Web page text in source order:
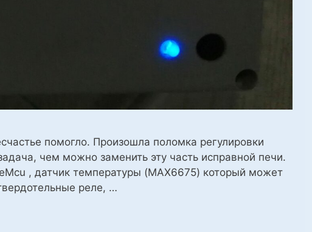
помогло. Произошла поломка регулировки
чем можно заменить эту часть исправной печи.
, датчик температуры (MAX6675) который может
реле, …